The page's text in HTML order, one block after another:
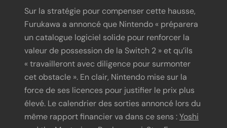
Sur la stratégie pour compenser cette hausse,
Furukawa a annoncé que Nintendo « préparera
un catalogue logiciel solide pour renforcer la
valeur de possession de la Switch 2 » et qu’ils
« travailleront avec diligence pour surmonter
cet obstacle ». En clair, Nintendo mise sur la
force de ses licences pour justifier le prix plus
élevé. Le calendrier des sorties annoncé lors du
même rapport financier va dans ce sens :Yoshi